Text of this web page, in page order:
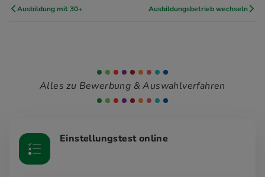
Ausbildung mit 30+ Ausbildungsbetrieb wechseln
Alles zu Bewerbung & Auswahlverfahren
Einstellungstest online